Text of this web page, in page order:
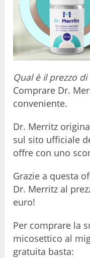
Qual è il prezzo
Comprare Dr.
conveniente.
Dr. Merritz
sul sito ufficiale
offre con uno
Grazie a questa
Dr. Merritz al
euro!
Per comprare la
micosettico al
gratuita basta: